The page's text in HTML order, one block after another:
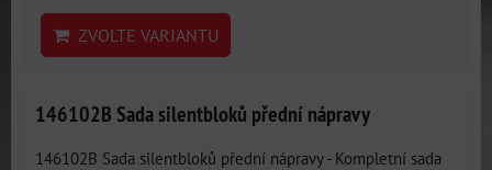
ZVOLTE VARIANTU
146102B Sada silentbloků přední nápravy
146102B Sada silentbloků přední nápravy - Kompletní sada